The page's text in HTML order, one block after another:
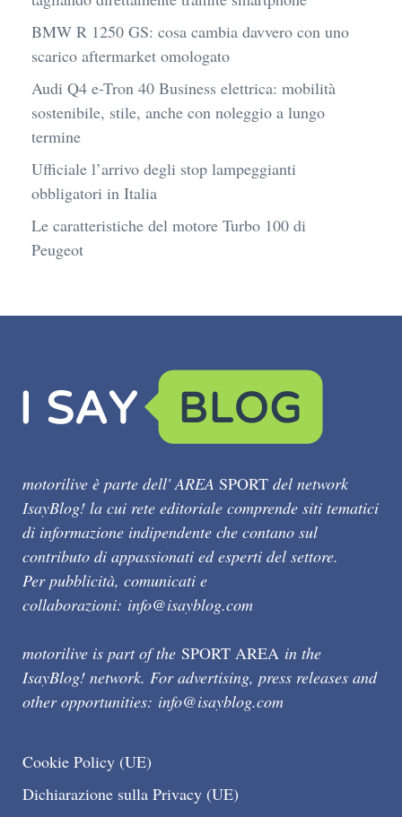
BMW R 1250 GS: cosa cambia davvero con uno
scarico aftermarket omologato
Audi Q4 e-Tron 40 Business elettrica: mobilità
sostenibile, stile, anche con noleggio a lungo
termine
Ufficiale l’arrivo degli stop lampeggianti
obbligatori in Italia
Le caratteristiche del motore Turbo 100 di
Peugeot
motorilive è parte dell' AREA SPORT del network
IsayBlog! la cui rete editoriale comprende siti tematici
di informazione indipendente che contano sul
contributo di appassionati ed esperti del settore.
Per pubblicità, comunicati e
collaborazioni: info@isayblog.com
motorilive is part of the SPORT AREA in the
IsayBlog! network. For advertising, press releases and
other opportunities: info@isayblog.com
Cookie Policy (UE)
Dichiarazione sulla Privacy (UE)